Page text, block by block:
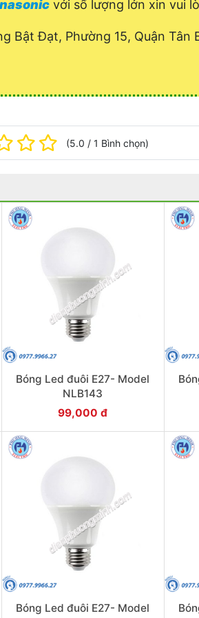
với số lượng lớn xin vui
Bật Đạt, Phường 15, Quận Tân
(5.0 / 1 Bình chọn)
Bóng Led đuôi E27- Model
NLB143
99,000 đ
Bóng Led đuôi E27- Model